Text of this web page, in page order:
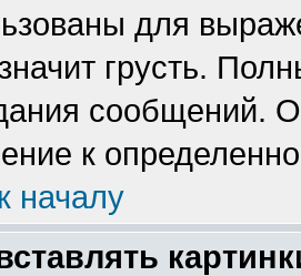
для
грусть.
сообщений.
к
началу